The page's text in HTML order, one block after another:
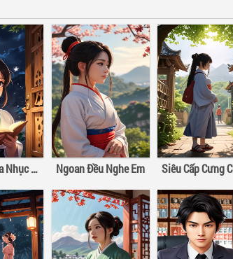
Bóc Kẹo – Đa Nhục Bồ Đào Hảo Hảo Hát Ngoan Đều Nghe Em Siêu Cấp Cưng